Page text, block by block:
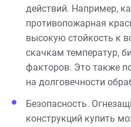
действий. Например,
противопожарная
высокую стойкость к
скачкам температур,
факторов. Это также
на долговечности
Безопасность.
конструкций купить